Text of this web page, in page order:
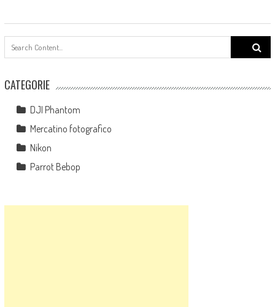
Search
for:
CATEGORIE
DJI Phantom
Mercatino fotografico
Nikon
Parrot Bebop